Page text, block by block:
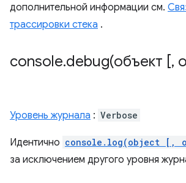
дополнительной информации см.
трассировки стека .
console.debug(объект [,
Уровень журнала : Verbose
Идентично console.log(object
за исключением другого уровня